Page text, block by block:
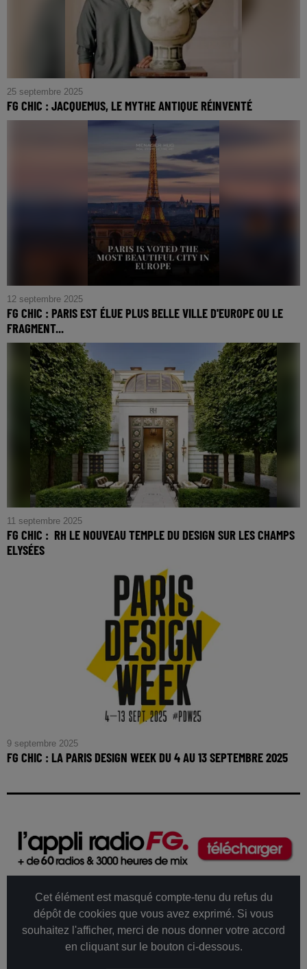
25 septembre 2025
FG CHIC : JACQUEMUS, LE MYTHE ANTIQUE RÉINVENTÉ
FG CHIC : JACQUEMUS, Le Mythe Antique Réinventé
12 septembre 2025
FG CHIC : PARIS EST ÉLUE PLUS BELLE VILLE D'EUROPE OU LE
FRAGMENT...
FG CHIC : Paris est élue plus belle ville d'Europe ou le
fragment d’un discours amoureux
11 septembre 2025
FG CHIC : RH LE NOUVEAU TEMPLE DU DESIGN SUR LES CHAMPS
ELYSÉES
9 septembre 2025
FG CHIC : LA PARIS DESIGN WEEK DU 4 AU 13 SEPTEMBRE 2025
Cet élément est masqué compte-tenu du refus du
dépôt de cookies que vous avez exprimé. Si vous
souhaitez l'afficher, merci de nous donner votre accord
en cliquant sur le bouton ci-dessous.